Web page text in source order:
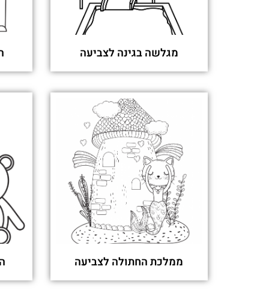
מגלשה בגינה לצביעה
ממלכת החתולה לצביעה